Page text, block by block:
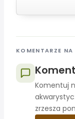
KOMENTARZE NA
Komentuj
zrzesza